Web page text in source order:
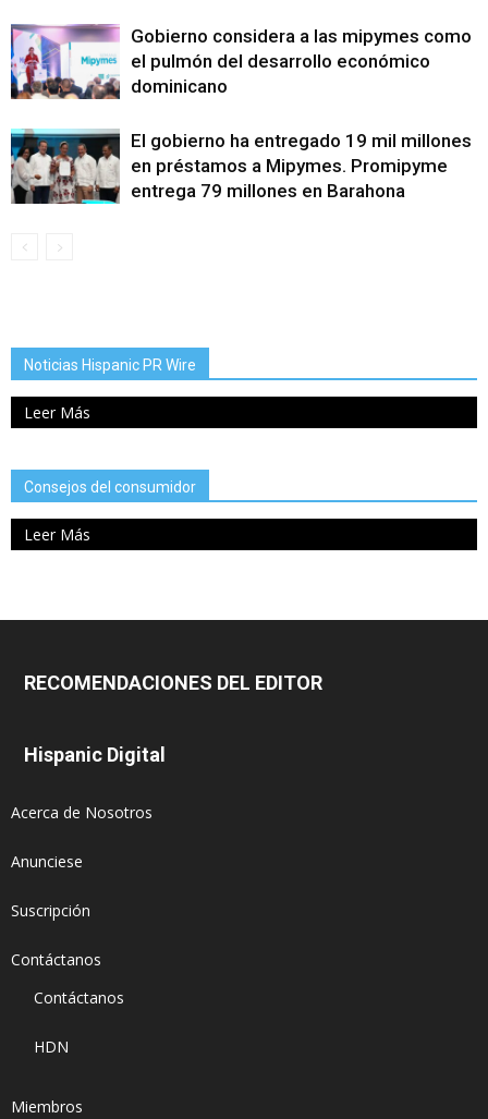
Gobierno considera a las mipymes como
el pulmón del desarrollo económico
dominicano
El gobierno ha entregado 19 mil millones
en préstamos a Mipymes. Promipyme
entrega 79 millones en Barahona
Noticias Hispanic PR Wire
Leer Más
Consejos del consumidor
Leer Más
RECOMENDACIONES DEL EDITOR
Hispanic Digital
Acerca de Nosotros
Anunciese
Suscripción
Contáctanos
Contáctanos
HDN
Miembros